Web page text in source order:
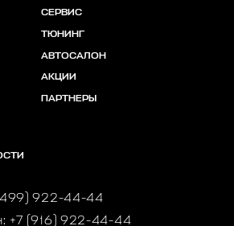
СЕРВИС
ТЮНИНГ
АВТОСАЛОН
АКЦИИ
ПАРТНЕРЫ
922-44-44
+7 (916) 922-44-44